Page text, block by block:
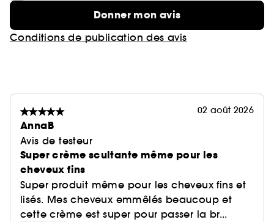
Donner mon avis
Conditions de publication des avis
02 août 2026
AnnaB
Avis de testeur
Super crème scultante même pour les
cheveux fins
Super produit même pour les cheveux fins et
lisés. Mes cheveux emmêlés beaucoup et
cette crème est super pour passer la br...